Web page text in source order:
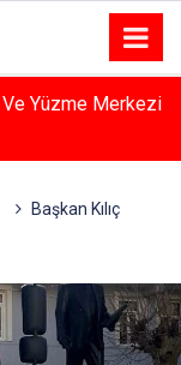
Ve Yüzme Merkezi
Başkan Kılıç